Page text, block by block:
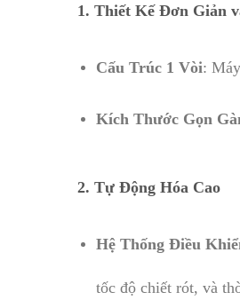
1. Thiết Kế Đơn Giản
Cấu Trúc 1 Vòi:
Kích Thước Gọn
2. Tự Động Hóa Cao
Hệ Thống Điều
tốc độ chiết rót, và